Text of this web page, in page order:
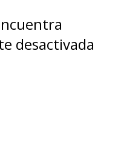
desactivada